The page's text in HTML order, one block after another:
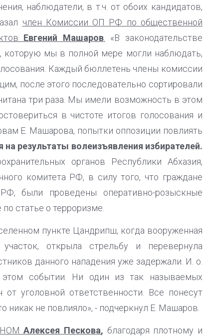
наблюдатели, в т.ч. от обоих кандидатов,
член Комиссии ОП РФ по общественной
Евгений Машаров.
«В законодательстве
которую мы в полной мере могли наблюдать,
Каждый бюллетень члены комиссии
после этого последовательно сортировали
три раза. Мы имели возможность в этом
в чистоте итогов голосования и
Е. Машарова, попытки оппозиции повлиять
на результаты волеизъявления избирателей.
органов Республики Абхазия,
комитета РФ, в силу того, что граждане
были проведены оперативно-розыскные
статье о терроризме.
пункте Цандрипш, когда вооруженная
открыла стрельбу и перевернула
данного нападения уже задержали. И. о.
событии. Ни один из так называемых
уголовной ответственности. Все понесут
не повлияло», - подчеркнул Е. Машаров.
НОМАлексея Пескова, благодаря плотному и